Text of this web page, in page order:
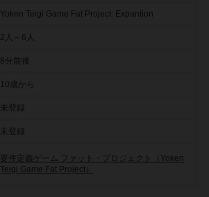
Yoken Teigi Game Fat Project: Expantion
2人～6人
8分前後
10歳から
未登録
未登録
要件定義ゲーム ファット・プロジェクト（Yoken
Teigi Game Fat Project）